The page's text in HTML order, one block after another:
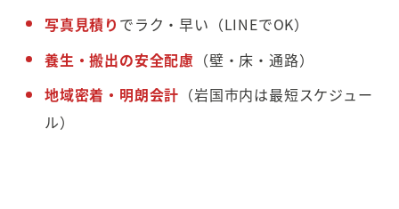
写真見積り でラク・早い（LINEでOK）
養生・搬出の安全配慮 （壁・床・通路）
地域密着・明朗会計 （岩国市内は最短スケジュー
ル）